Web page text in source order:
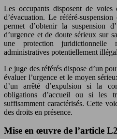
Les occupants disposent de voies
d’évacuation. Le référé-
permet d’obtenir la suspension
d’urgence et de doute sérieux sur
une protection juridictionnelle
administratives potentiellement
Le juge des référés dispose d’un
évaluer l’urgence et le moyen
d’un arrêté d’expulsion si la
obligations d’accueil ou si les
suffisamment caractérisés. Cette
des droits en présence.
Mise en œuvre de l’article